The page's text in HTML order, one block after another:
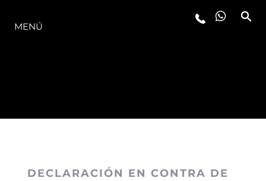
MENÚ
DECLARACIÓN EN CONTRA DE